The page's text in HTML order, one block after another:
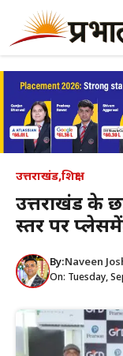
content
उत्तराखंड,शिक्षा
उत्तराखंड के
स्तर पर
By:Naveen
On: Tuesday,